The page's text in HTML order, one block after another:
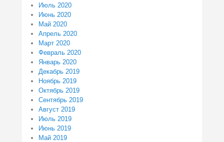
Июль 2020
Июнь 2020
Май 2020
Апрель 2020
Март 2020
Февраль 2020
Январь 2020
Декабрь 2019
Ноябрь 2019
Октябрь 2019
Сентябрь 2019
Август 2019
Июль 2019
Июнь 2019
Май 2019